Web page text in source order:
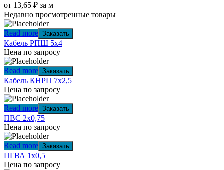
от 13,65 ₽ за м
Недавно просмотренные товары
Read more Заказать
Кабель РПШ 5х4
Цена по запросу
Read more Заказать
Кабель КНРП 7х2,5
Цена по запросу
Read more Заказать
ПВС 2х0,75
Цена по запросу
Read more Заказать
ПГВА 1х0,5
Цена по запросу